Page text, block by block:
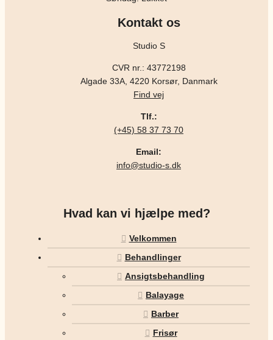
Kontakt os
Studio S
CVR nr.: 43772198
Algade 33A, 4220 Korsør, Danmark
Find vej
Tlf.:
(+45) 58 37 73 70
Email:
info@studio-s.dk
Hvad kan vi hjælpe med?
Velkommen
Behandlinger
Ansigtsbehandling
Balayage
Barber
Frisør